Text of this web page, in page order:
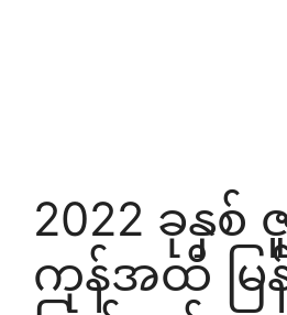
2022 ခုနှ
ကုန်အထိ မြ